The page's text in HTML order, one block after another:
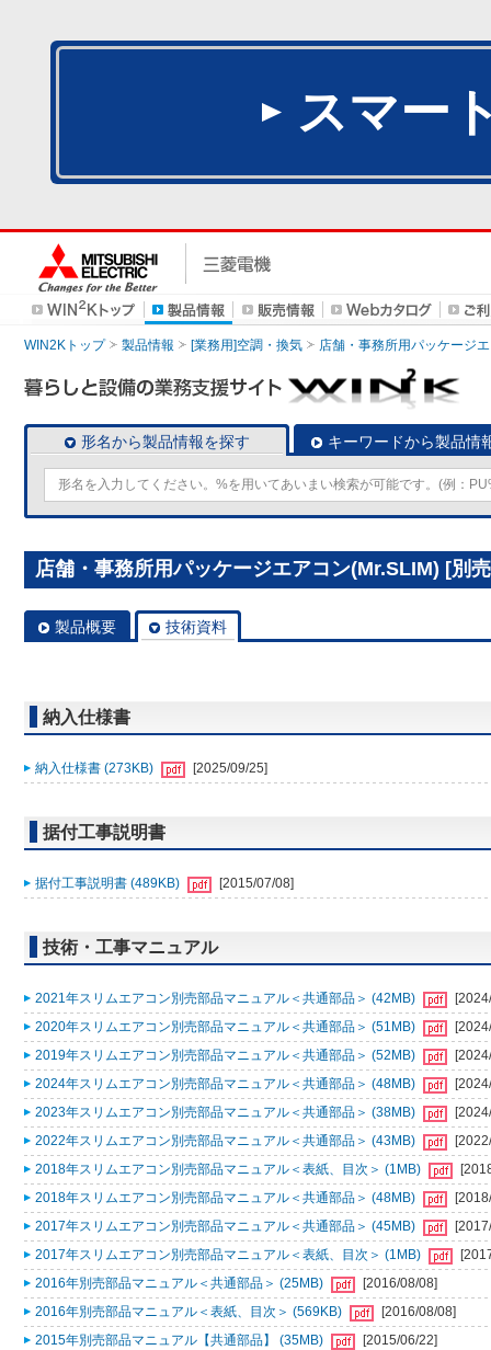
スマー
WIN2Kトップ 製品情報 [業務用]空調・換気 店舗・事務所用パッケージ
形名から製品情報を探す キーワードから製品情
店舗・事務所用パッケージエアコン(Mr.SLIM) [別
製品概要 技術資料
納入仕様書
納入仕様書 (273KB) [2025/09/25]
据付工事説明書
据付工事説明書 (489KB) [2015/07/08]
技術・工事マニュアル
2021年スリムエアコン別売部品マニュアル＜共通部品＞ (42MB)
2020年スリムエアコン別売部品マニュアル＜共通部品＞ (51MB)
2019年スリムエアコン別売部品マニュアル＜共通部品＞ (52MB)
2024年スリムエアコン別売部品マニュアル＜共通部品＞ (48MB)
2023年スリムエアコン別売部品マニュアル＜共通部品＞ (38MB)
2022年スリムエアコン別売部品マニュアル＜共通部品＞ (43MB)
2018年スリムエアコン別売部品マニュアル＜表紙、目次＞ (1MB)
2018年スリムエアコン別売部品マニュアル＜共通部品＞ (48MB)
2017年スリムエアコン別売部品マニュアル＜共通部品＞ (45MB)
2017年スリムエアコン別売部品マニュアル＜表紙、目次＞ (1MB)
2016年別売部品マニュアル＜共通部品＞ (25MB)
[2016/08/08]
2016年別売部品マニュアル＜表紙、目次＞ (569KB)
[2016/08/08]
2015年別売部品マニュアル【共通部品】 (35MB)
[2015/06/22]